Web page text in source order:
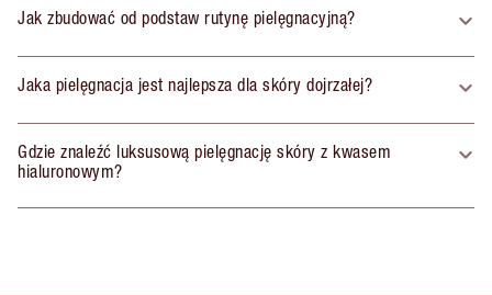
Jak zbudować od podstaw rutynę pielęgnacyjną?
Jaka pielęgnacja jest najlepsza dla skóry dojrzałej?
Gdzie znaleźć luksusową pielęgnację skóry z kwasem
hialuronowym?